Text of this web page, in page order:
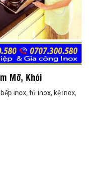
Mỡ, Khói
inox, tủ inox, kệ inox,